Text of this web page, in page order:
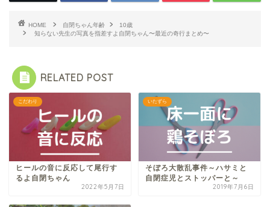
HOME 自閉ちゃん年齢
10歳
知らない先生の写真を指差すよ自閉ちゃん〜最近の奇行まとめ〜
RELATED POST
こだわり
ヒールの音に反応して尾行す
るよ自閉ちゃん
2022年5月7日
いたずら
そぼろ大散乱事件～ハサミと
自閉症児とストッパーと～
2019年7月6日